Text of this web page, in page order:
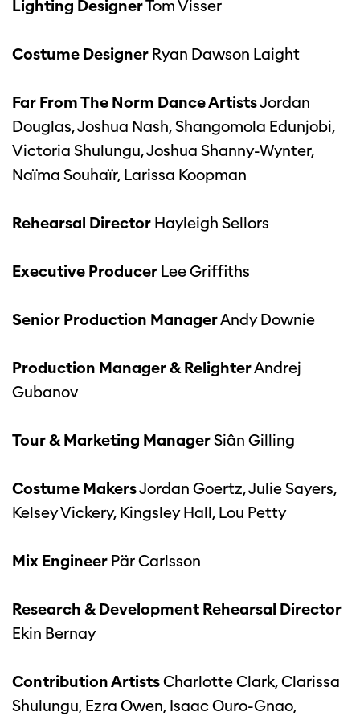
Lighting DesignerTom Visser
Costume Designer Ryan Dawson Laight
Far From The Norm Dance ArtistsJordan
Douglas, Joshua Nash, Shangomola Edunjobi,
Victoria Shulungu, Joshua Shanny-Wynter,
Naïma Souhaïr, Larissa Koopman
Rehearsal Director Hayleigh Sellors
Executive Producer Lee Griffiths
Senior Production ManagerAndy Downie
Production Manager & RelighterAndrej
Gubanov
Tour & Marketing ManagerSiân Gilling
Costume MakersJordan Goertz, Julie Sayers,
Kelsey Vickery, Kingsley Hall, Lou Petty
Mix Engineer Pär Carlsson
Research & Development Rehearsal Director
Ekin Bernay
Contribution ArtistsCharlotte Clark, Clarissa
Shulungu, Ezra Owen, Isaac Ouro-Gnao,